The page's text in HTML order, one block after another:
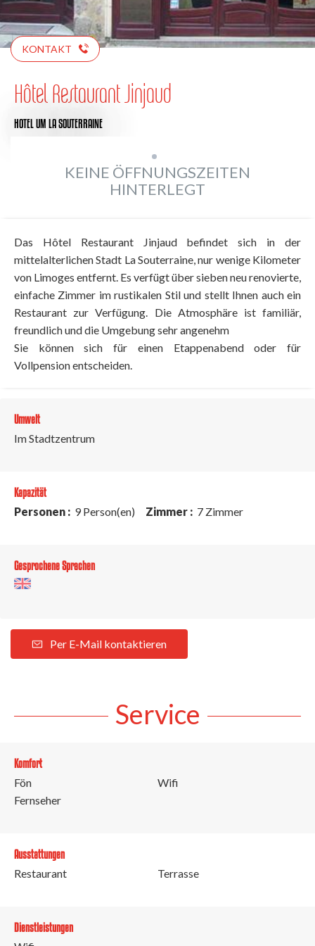
KONTAKT
Hôtel Restaurant Jinjaud
HOTEL UM LA SOUTERRAINE
KEINE ÖFFNUNGSZEITEN
HINTERLEGT
Das Hôtel Restaurant Jinjaud befindet sich in der
mittelalterlichen Stadt La Souterraine, nur wenige Kilometer
von Limoges entfernt. Es verfügt über sieben neu renovierte,
einfache Zimmer im rustikalen Stil und stellt Ihnen auch ein
Restaurant zur Verfügung. Die Atmosphäre ist familiär,
freundlich und die Umgebung sehr angenehm
Sie können sich für einen Etappenabend oder für
Vollpension entscheiden.
Umwelt
Im Stadtzentrum
Kapazität
Personen : 9 Person(en) Zimmer : 7 Zimmer
Gesprochene Sprachen
Per E-Mail kontaktieren
Service
Komfort
Fön
Fernseher
Wifi
Ausstattungen
Restaurant
Terrasse
Dienstleistungen